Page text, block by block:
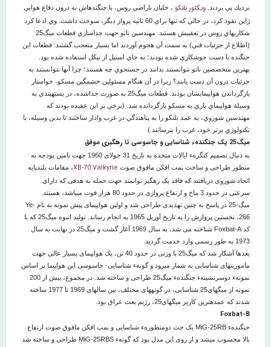
نزديك پي بردند. ويكتور بلنكو ، خلبان ناراضي روس، با جنگنده‏اش به درون دفاع هوايي
ژاپن نفوذ كرد، در حالي كه تنها براي 60 ثانيه پرواز ديگر، سوخت داشت. وي ادعا كرد
شكاري‏هاي روس در تعقيبش هستند. مهندسين ناتو جهت جداسازي قطعات ميگ25
(اطلاع از جزئيات فني) به سمت آن هجوم آوردند اما بسيار متعجب گشتند: قطعات اين
جنگنده با دست جوشكاري شده بودند؛ به جاي استيل از نيكل استفاده شده بود.
بهترين متخصصين ناتو نتوانستند بدانند در جستجوي چه هستند؛ چرا آنها نتوانستند به
جزئيات درون آن دست يابند؟ زيرا در آن هنگام مسئولين خشمگين مسكو، خواستار
بازگرداندن هواپيمايشان بودند. قطعات ميگ25 به صورت جداشده، در بسته‏بندي به
وسيلة هواپيماي باري به مسكو بازگردانده شد. (برخي بر اين عقيده بودند كه
مهندسين شوروي، به عمد بلنكو را به پناهندگي در غرب وادار ساختند تا بدين وسيله، با
تكنولوژي برتر خود، غرب را بترسانند.)
میگ25 یک جنگندهء شناسایی و جاسوسی تا رهگیری موفق
به دنبال تصمیم کنگرهء ایالات متحده به تاریخ 31 جولای 1960 جهت تامین بودجه به
منظور طراحی و ساخت بمب افکن مافوق صوت XB-70 Valkyrie، مقامات بلندپایه
اتحاد شوروی دریافتند که فاقد یک رهگیر توانمند جهت حمله به هدفی که دارای
سرعتی در حدود 3 ماخ و ارتفاع پروازی در حدود 80 هزار فوت می‏باشد، هستند.
میگ-25 در پاسخ به چنین تهدیدی طراحی شد و اولین هواپیمای پیش نمونه به نام Ye-
266، نخستین پروازش را به تاریخ آوریل 1965 به انجام رساند. تولید انبوه میگ25 که با
کد Foxbat-A شناخته می شد، به سال 1969 آغاز گشت و میگ25 در نهایت به سال
1973 به طور رسمی وارد خدمت گردید.
بعدها آشکار شد که میگ25 با وزنی در حدود 40 تن، یک هواپیمای بسیار عالی جهت
ماموریتهای شناسایی به شمار می‏رود و گونهء شناسایی- جاسوسی این هواپیما بر اساس
نمونهء دوسرنشینهء جنگندهء میگ25 طراحی و ساخته شد. در مجموع، بیش از 200
نمونه از میگهای25 شناسایی، در گونه‏های مختلف، بین سالهای 1969 تا 1977 ساخته
شدند که عمده‏ترین کاربر میگهای25، رژیم بعث عراق بود.
Foxbat-B
جنگندهء MiG-25RB یک جت دومنظورهء شناسایی و بمب افکن مافوق صوت ارتفاع
بالا محسوب می‏شد و از روی این مدل بود که گونهء MiG-25RBS طراحی و ساخته شد